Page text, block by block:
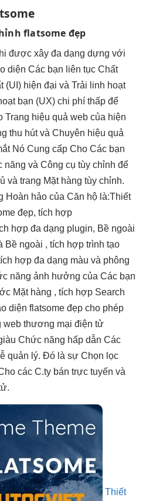
flatsome đẹp
được xây đa dạng dựng với
diện Các bạn liên tục Chất
(UI) hiện đại và Trải linh hoạt
bạn (UX) chi phí thấp để
Trang hiệu quả web của hiện
thu hútvà Chuyên hiệu quả
Nó Cung cấp Cho Các bạn
năng và Công cụ tùy chỉnh để
và trang Mặt hàng tùy chỉnh.
Hoàn hảo của Căn hộ là:Thiết
đẹp, tích hợp
hợp đa dạng plugin, Bề ngoài
Bề ngoài , tích hợp trình tạo
hợp đa dạng màu và phông
năng ảnh hưởng của Các bạn
Mặt hàng , tích hợp Search
diện flatsome đẹp cho phép
web thương mại điện tử
Chức năng hấp dẫn Các
quản lý. Đó là sự Chọn lọc
các C.ty bán trực tuyến và
Thiết